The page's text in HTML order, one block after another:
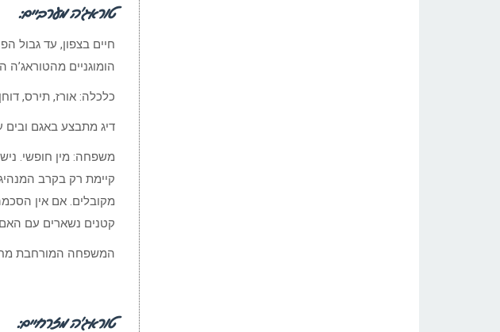
טוראג’ה מערביים:
חיים בצפון, עד גבול
הומוגניים מהטוראג’ה
כלכלה: אורז, תירס,
דיג מתבצע באגם ובים
משפחה: מין חופשי.
קיימת רק בקרב
מקובלים. אם אין
קטנים נשארים עם
המשפחה המורחבת
טוראג’ה מזרחיים: